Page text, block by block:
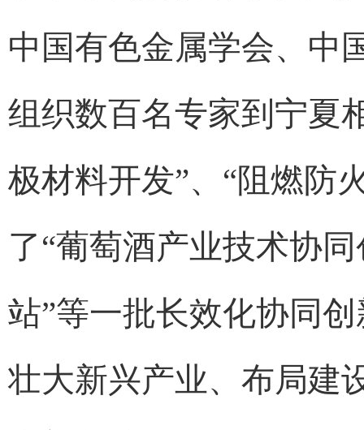
中国有色金属学会、中
组织数百名专家到宁夏
极材料开发”、“阻燃防
了“葡萄酒产业技术协
站”等一批长效化协同
壮大新兴产业、布局建